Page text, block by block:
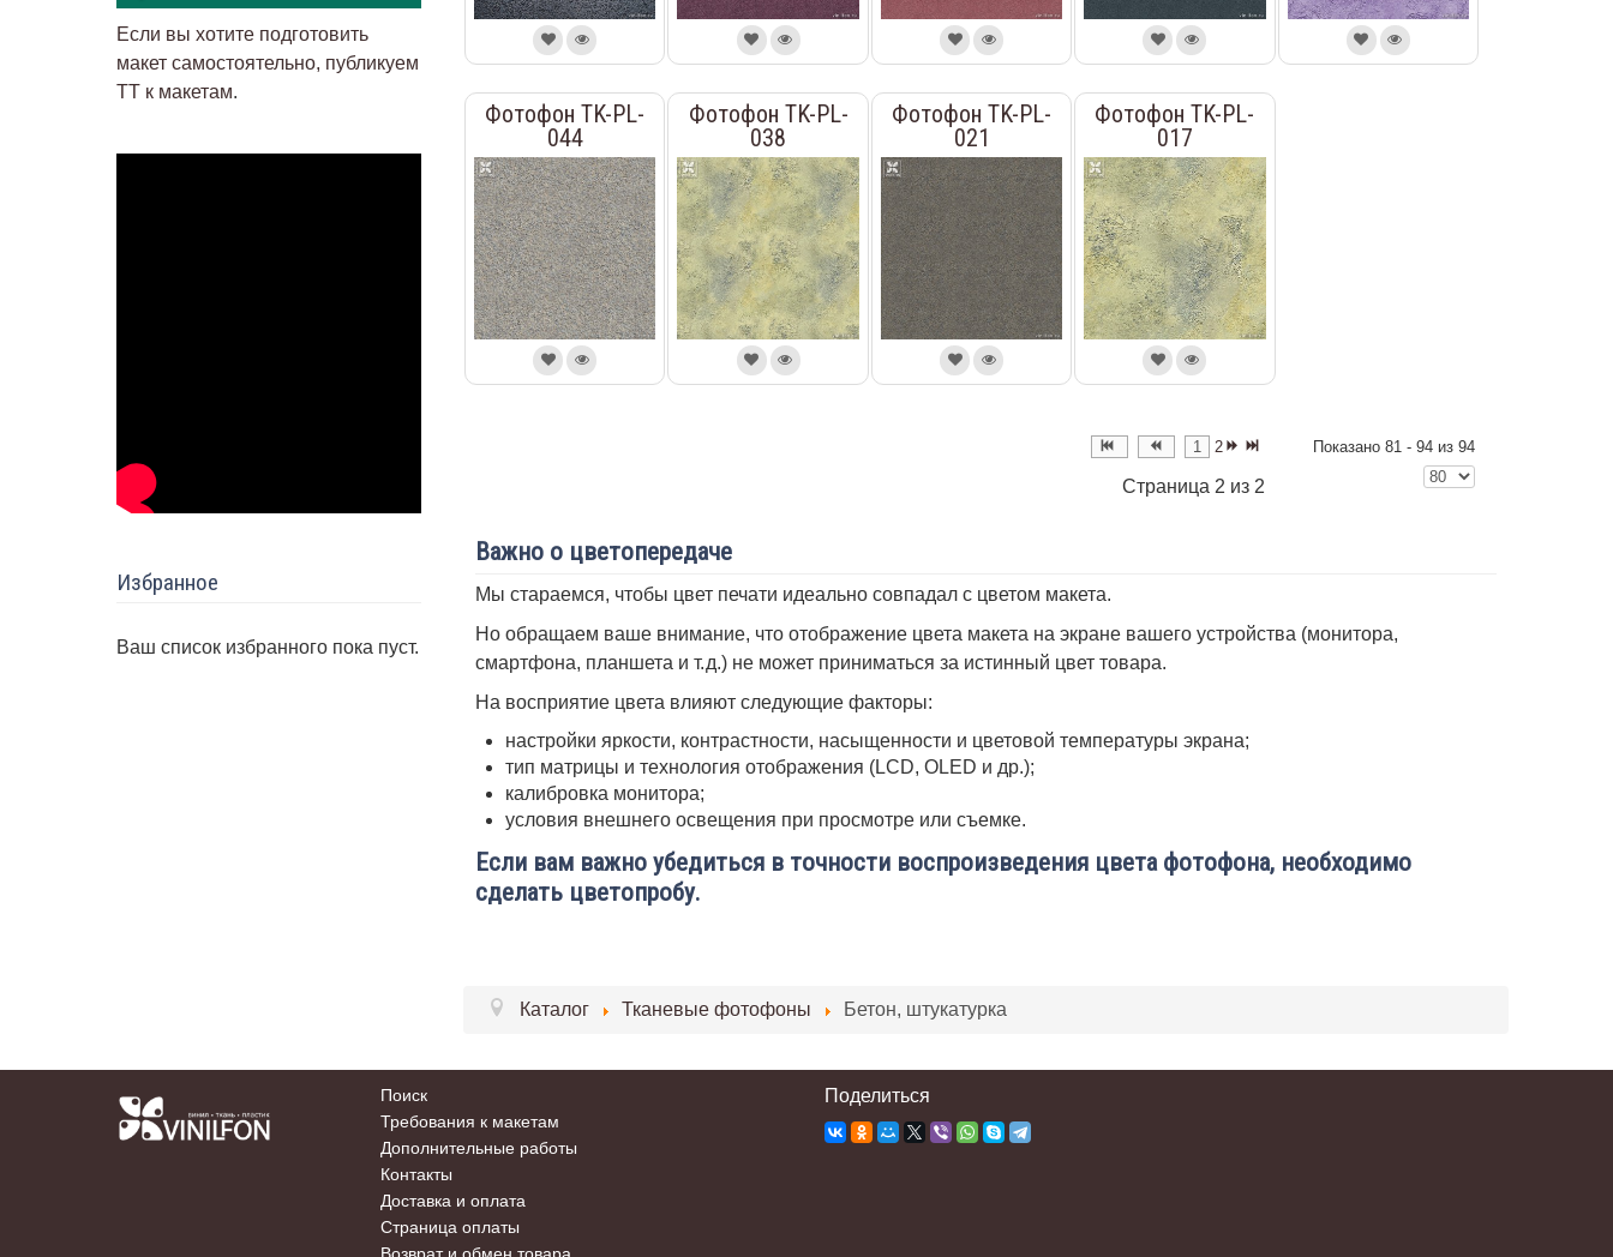
Если вы хотите подготовить
макет самостоятельно, публикуем
ТТ к макетам.
Избранное
Ваш список избранного пока пуст.
Фотофон TK-PL-
044
Фотофон TK-PL-
038
Фотофон TK-PL-
021
Фотофон TK-PL-
017
Показано 81 - 94 из 94
1 2
Страница 2 из 2
Важно о цветопередаче
Мы стараемся, чтобы цвет печати идеально совпадал с цветом макета.
Но обращаем ваше внимание, что отображение цвета макета на экране вашего устройства (монитора,
смартфона, планшета и т. д.) не может приниматься за истинный цвет товара.
На восприятие цвета влияют следующие факторы:
настройки яркости, контрастности, насыщенности и цветовой температуры экрана;
тип матрицы и технология отображения (LCD, OLED и др.);
калибровка монитора;
условия внешнего освещения при просмотре или съемке.
Если вам важно убедиться в точности воспроизведения цвета фотофона, необходимо
сделать цветопробу.
Каталог Тканевые фотофоны Бетон, штукатурка
Поиск
Требования к макетам
Дополнительные работы
Контакты
Доставка и оплата
Страница оплаты
Поделиться